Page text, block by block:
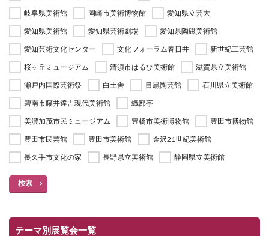
岐阜県美術館
岡崎市美術博物館
愛知県立芸大
愛知県美術館
愛知県芸術劇場
愛知県陶磁美術館
愛知芸術文化センター
文化フォーラム春日井
新世紀工芸館
桜ヶ丘ミュージアム
清須市はるひ美術館
滋賀県立美術館
瀬戸内国際芸術祭
白土舎 目黒陶芸館
石川県立美術館
碧南市藤井達吉現代美術館
織部亭
美濃加茂市民ミュージアム
豊橋市美術博物館
豊田市博物館
豊田市民芸館
豊田市美術館
金沢21世紀美術館
長久手市文化の家
長野県立美術館 静岡県立美術館
検索
テーマ別展覧会一覧